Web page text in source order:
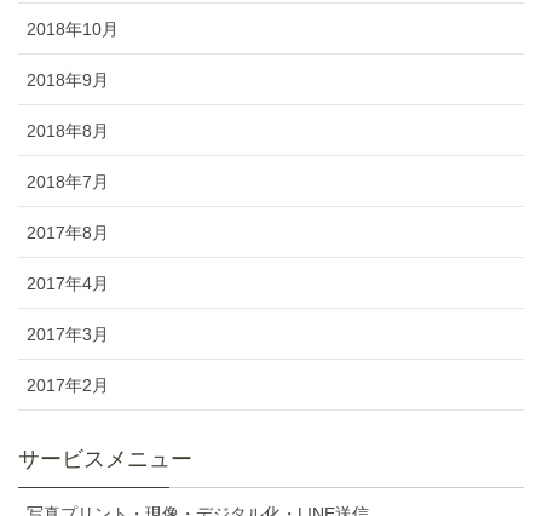
2018年10月
2018年9月
2018年8月
2018年7月
2017年8月
2017年4月
2017年3月
2017年2月
サービスメニュー